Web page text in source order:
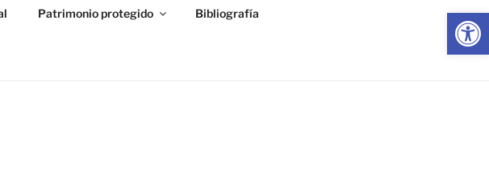
Abrir
Patrimonio protegido Bibliografía